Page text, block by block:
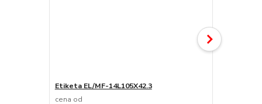
Etiketa EL/MF-14L105X42.3
cena od